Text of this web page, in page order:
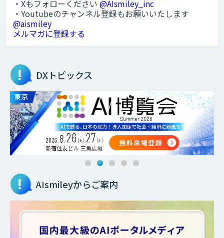
・Xもフォローください @AIsmiley_inc
・Youtubeのチャンネル登録もお願いいたします
@aismiley
メルマガに登録する
DXトピックス
AIsmileyからご案内